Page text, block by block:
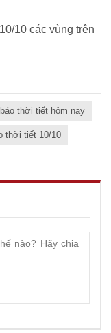
10 các vùng trên
thời tiết hôm nay
thời tiết 10/10